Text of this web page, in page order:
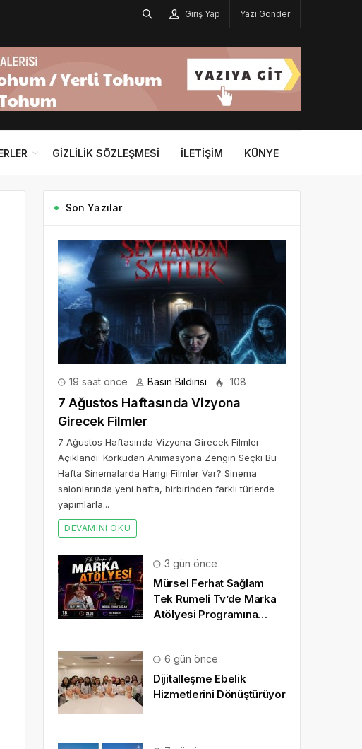
Giriş Yap Yazı Gönder
GIZLILIK SÖZLEŞMESI İLETIŞIM KÜNYE
Son Yazılar
19 saat önce Basın Bildirisi 108
7 Ağustos Haftasında Vizyona
Girecek Filmler
7 Ağustos Haftasında Vizyona Girecek Filmler
Açıklandı: Korkudan Animasyona Zengin Seçki Bu
Hafta Sinemalarda Hangi Filmler Var? Sinema
salonlarında yeni hafta, birbirinden farklı türlerde
yapımlarla...
DEVAMINI OKU
3 gün önce
Mürsel Ferhat Sağlam
Tek Rumeli Tv’de Marka
Atölyesi Programına
6 gün önce
Dijitalleşme Ebelik
Hizmetlerini Dönüştürüyor